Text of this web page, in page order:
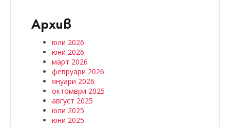
Архив
юли 2026
юни 2026
март 2026
февруари 2026
януари 2026
октомври 2025
август 2025
юли 2025
юни 2025